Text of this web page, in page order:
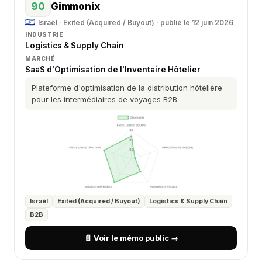
90 Gimmonix
Israël · Exited (Acquired / Buyout) · publié le 12 juin 2026
INDUSTRIE
Logistics & Supply Chain
MARCHÉ
SaaS d'Optimisation de l'Inventaire Hôtelier
Plateforme d'optimisation de la distribution hôtelière
pour les intermédiaires de voyages B2B.
Israël Exited (Acquired / Buyout)
Logistics & Supply Chain
B2B
📄 Voir le mémo public →